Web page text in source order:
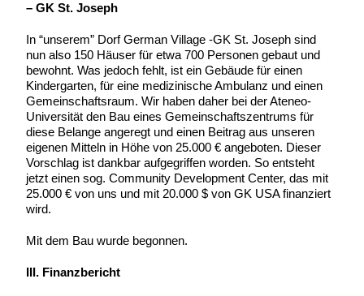
– GK St. Joseph
In “unserem” Dorf German Village -GK St. Joseph sind
nun also 150 Häuser für etwa 700 Personen gebaut und
bewohnt. Was jedoch fehlt, ist ein Gebäude für einen
Kindergarten, für eine medizinische Ambulanz und einen
Gemeinschaftsraum. Wir haben daher bei der Ateneo-
Universität den Bau eines Gemeinschaftszentrums für
diese Belange angeregt und einen Beitrag aus unseren
eigenen Mitteln in Höhe von 25.000 € angeboten. Dieser
Vorschlag ist dankbar aufgegriffen worden. So entsteht
jetzt einen sog. Community Development Center, das mit
25.000 € von uns und mit 20.000 $ von GK USA finanziert
wird.
Mit dem Bau wurde begonnen.
III. Finanzbericht